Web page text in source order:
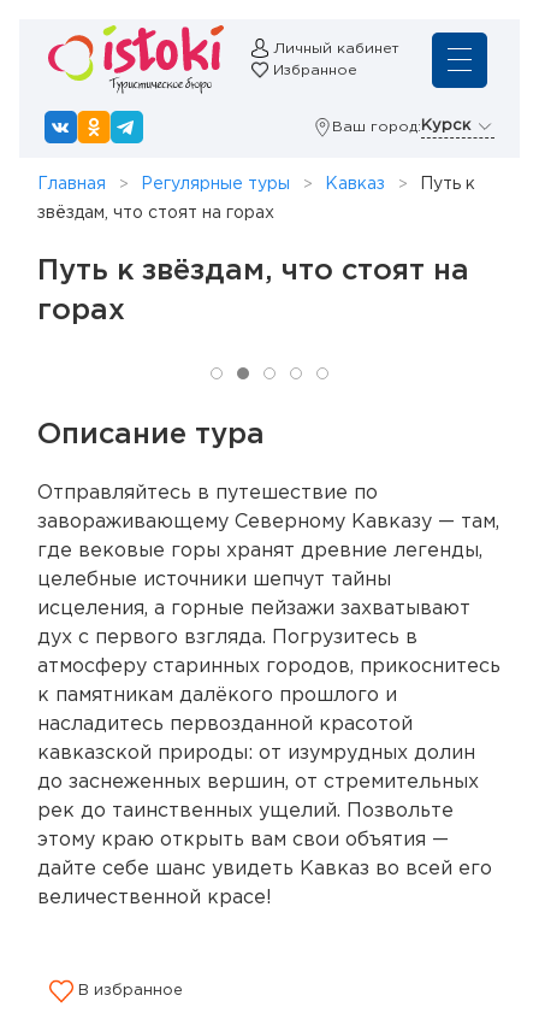
Личный кабинет
Избранное
Ваш город: Курск
Главная Регулярные туры Кавказ
Путь к
звёздам, что стоят на горах
Путь к звёздам, что стоят на
горах
Описание тура
Отправляйтесь в путешествие по
завораживающему Северному Кавказу — там,
где вековые горы хранят древние легенды,
целебные источники шепчут тайны
исцеления, а горные пейзажи захватывают
дух с первого взгляда. Погрузитесь в
атмосферу старинных городов, прикоснитесь
к памятникам далёкого прошлого и
насладитесь первозданной красотой
кавказской природы: от изумрудных долин
до заснеженных вершин, от стремительных
рек до таинственных ущелий. Позвольте
этому краю открыть вам свои объятия —
дайте себе шанс увидеть Кавказ во всей его
величественной красе!
В избранное